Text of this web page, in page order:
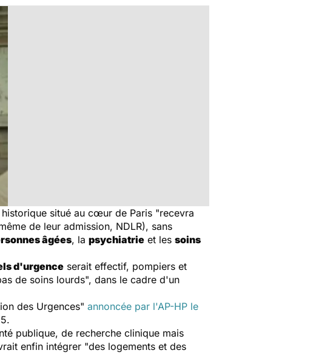
situé au cœur de Paris "recevra
de leur admission, NDLR), sans
âgées, la psychiatrie et les soins
d'urgence serait effectif, pompiers et
de soins lourds", dans le cadre d'un
des Urgences" annoncée par l'AP-HP le
publique, de recherche clinique mais
enfin intégrer "des logements et des